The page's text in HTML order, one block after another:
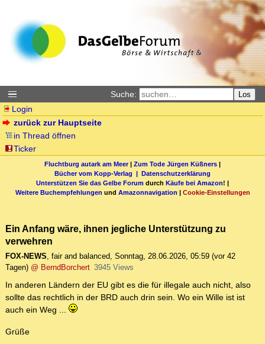
Suche: Los
Login
zurück zur Hauptseite
in Thread öffnen
Ticker
Fluchtburg autark am Meer| Zum Tode Jürgen Küßners |
Bücher vom Kopp-Verlag | Datenschutzerklärung
Unterstützen Sie das Gelbe Forum durch Käufe bei Amazon! |
Weitere Buchempfehlungen und Amazonnavigation | Cookie-Einstellungen
Ein Anfang wäre, ihnen jegliche Unterstützung zu
verwehren
FOX-NEWS, fair and balanced, Sonntag, 28.06.2026, 05:59 (vor 42
Tagen) @ BerndBorchert 3945 Views
In anderen Ländern der EU gibt es die für illegale auch nicht, also
sollte das rechtlich in der BRD auch drin sein. Wo ein Wille ist ist
auch ein Weg ...
Grüße